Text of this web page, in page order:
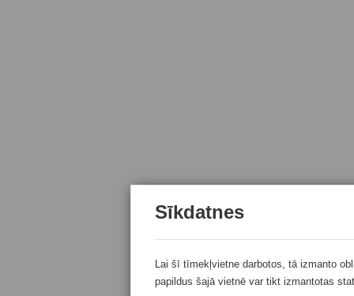
Sīkdatnes
Lai šī tīmekļvietne darbotos, tā izmanto
papildus šajā vietnē var tikt izmantotas